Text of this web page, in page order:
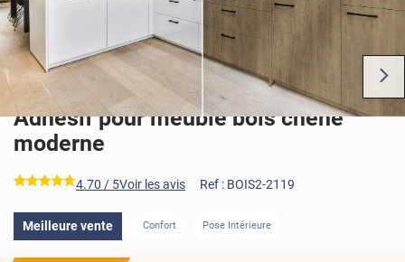
AVANT
Adhésif pour meuble bois chêne
moderne
*****
4.70 / 5Voir les avis Ref : BOIS2-2119
Meilleure vente Confort Pose Intérieure